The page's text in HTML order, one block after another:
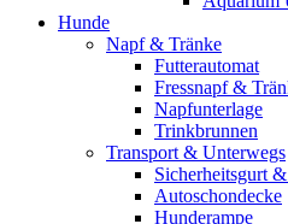
Hunde
Napf & Tränke
Futterautomat
Fressnapf &
Napfunterlage
Trinkbrunnen
Transport & Unterwegs
Sicherheitsgurt
Autoschondecke
Hunderampe